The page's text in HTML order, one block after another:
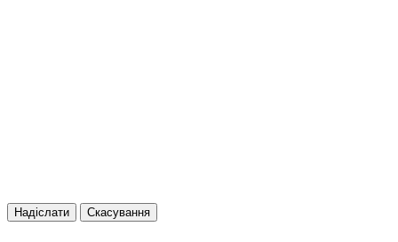
Надіслати Скасування